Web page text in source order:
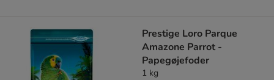
Prestige Loro Parque
Amazone Parrot -
Papegøjefoder
1 kg